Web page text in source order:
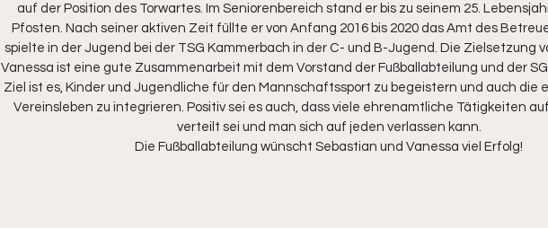
auf der Position des Torwartes. Im Seniorenbereich stand er bis zu seinem 25.
Pfosten. Nach seiner aktiven Zeit füllte er von Anfang 2016 bis 2020 das Amt des
spielte in der Jugend bei der TSG Kammerbach in der C- und B-Jugend. Die Zielsetzung
Vanessa ist eine gute Zusammenarbeit mit dem Vorstand der Fußballabteilung und der
Ziel ist es, Kinder und Jugendliche für den Mannschaftssport zu begeistern und auch die
Vereinsleben zu integrieren. Positiv sei es auch, dass viele ehrenamtliche Tätigkeiten
verteilt sei und man sich auf jeden verlassen kann.
Die Fußballabteilung wünscht Sebastian und Vanessa viel Erfolg!